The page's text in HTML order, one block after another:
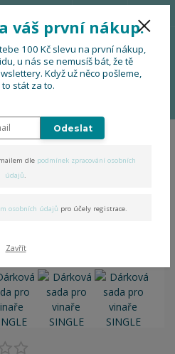
Menu
0 Kč
pro vinaře
váš první nákup.
100 Kč slevu na první nákup,
u nás se nemusíš bát, že tě
Když už něco pošleme,
stát za to.
Odeslat
dle podmínek zpracování osobních
údajů.
osobních údajů pro účely registrace.
Zavřít